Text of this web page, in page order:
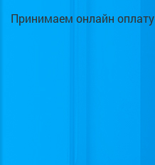
Принимаем онлайн оплату